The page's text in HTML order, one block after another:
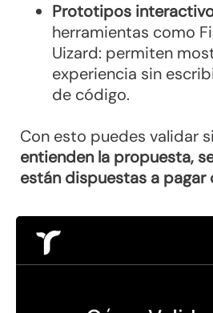
Prototipos
herramientas como
Uizard: permiten
experiencia sin
de código.
Con esto puedes validar
entienden la propuesta,
están dispuestas a